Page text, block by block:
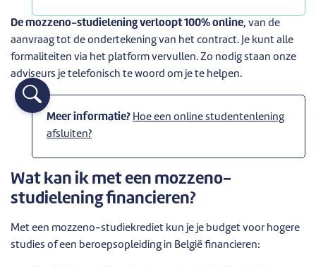
De mozzeno-studielening verloopt 100% online, van de
aanvraag tot de ondertekening van het contract. Je kunt alle
formaliteiten via het platform vervullen. Zo nodig staan onze
adviseurs je telefonisch te woord om je te helpen.
Meer informatie? Hoe een online studentenlening
afsluiten?
Wat kan ik met een mozzeno-
studielening financieren?
Met een mozzeno-studiekrediet kun je je budget voor hogere
studies of een beroepsopleiding in België financieren: